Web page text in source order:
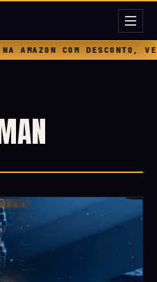
COM DESCONTO,